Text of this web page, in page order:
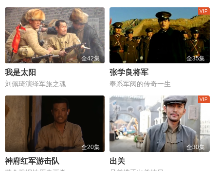
全42集
我是太阳
刘佩琦演绎军旅之魂
全35集
张学良将军
奉系军阀的传奇一生
全20集
神府红军游击队
全30集
出关